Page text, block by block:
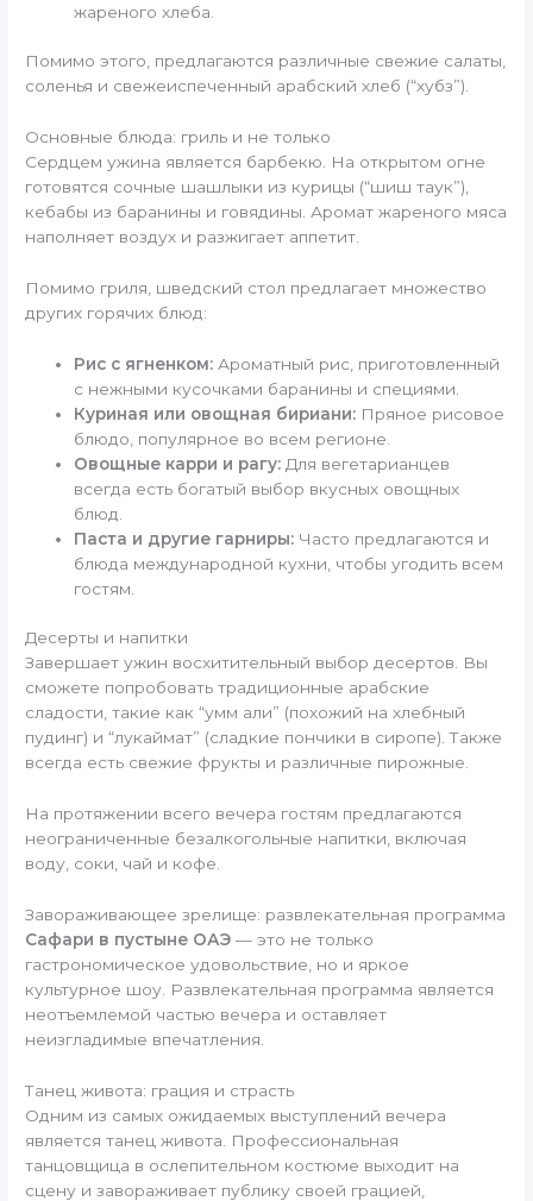
жареного хлеба.
Помимо этого, предлагаются различные свежие салаты,
соленья и свежеиспеченный арабский хлеб (“хубз”).
Основные блюда: гриль и не только
Сердцем ужина является барбекю. На открытом огне
готовятся сочные шашлыки из курицы (“шиш таук”),
кебабы из баранины и говядины. Аромат жареного мяса
наполняет воздух и разжигает аппетит.
Помимо гриля, шведский стол предлагает множество
других горячих блюд:
Рис с ягненком: Ароматный рис, приготовленный
с нежными кусочками баранины и специями.
Куриная или овощная бириани: Пряное рисовое
блюдо, популярное во всем регионе.
Овощные карри и рагу: Для вегетарианцев
всегда есть богатый выбор вкусных овощных
блюд.
Паста и другие гарниры: Часто предлагаются и
блюда международной кухни, чтобы угодить всем
гостям.
Десерты и напитки
Завершает ужин восхитительный выбор десертов. Вы
сможете попробовать традиционные арабские
сладости, такие как “умм али” (похожий на хлебный
пудинг) и “лукаймат” (сладкие пончики в сиропе). Также
всегда есть свежие фрукты и различные пирожные.
На протяжении всего вечера гостям предлагаются
неограниченные безалкогольные напитки, включая
воду, соки, чай и кофе.
Завораживающее зрелище: развлекательная программа
Сафари в пустыне ОАЭ — это не только
гастрономическое удовольствие, но и яркое
культурное шоу. Развлекательная программа является
неотъемлемой частью вечера и оставляет
неизгладимые впечатления.
Танец живота: грация и страсть
Одним из самых ожидаемых выступлений вечера
является танец живота. Профессиональная
танцовщица в ослепительном костюме выходит на
сцену и завораживает публику своей грацией,